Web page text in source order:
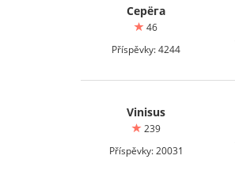
Серёга
46
Příspěvky: 4244
Vinisus
239
Příspěvky: 20031